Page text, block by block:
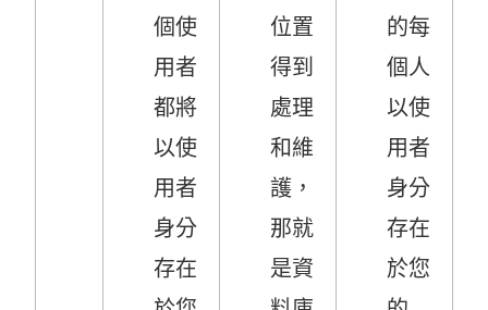
個使
用者
都將
以使
用者
身分
存在
位置
得到
處理
和維
護，
那就
是資
的每
個人
以使
用者
身分
存在
於您